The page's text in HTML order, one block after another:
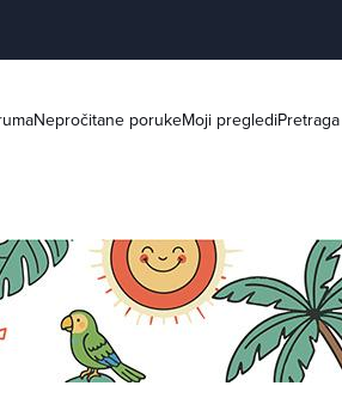
Nepročitane porukeMoji preglediPretraga